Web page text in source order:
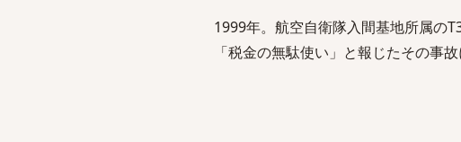
1999年。航空自衛隊入間基地所属の
「税金の無駄使い」と報じたその事